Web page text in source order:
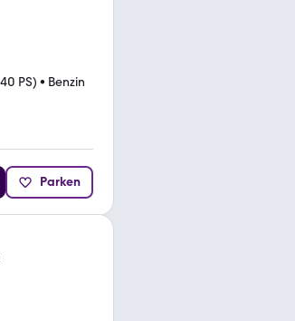
PS) • Benzin
Parken